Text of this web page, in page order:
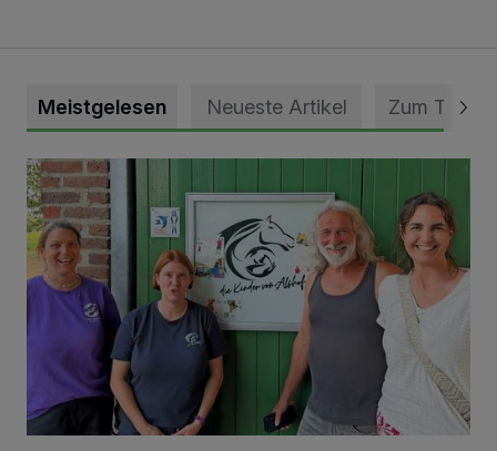
Meistgelesen Neueste Artikel Zum Thema
Vorbildlicher Einsatz für den Artenschutz gewürdigt